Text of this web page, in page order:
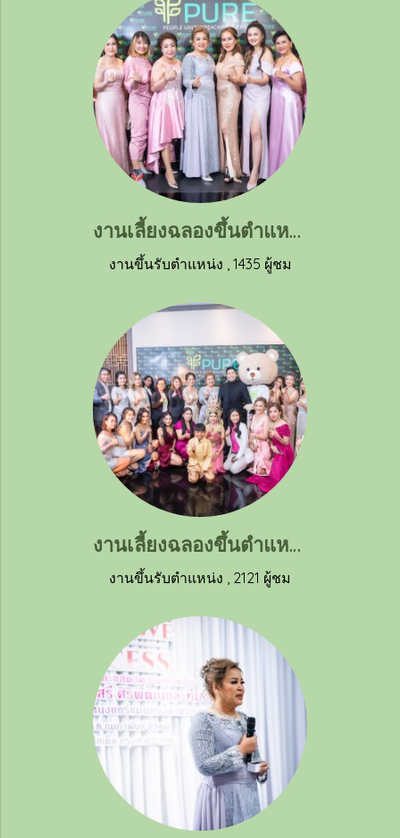
งานเลี้ยงฉลองขึ้นตำแหน่งแชร์แมนของคุณหมอนุสรี ศิริพัฒน์ (3)
งานขึ้นรับตำแหน่ง 1435 ผู้ชม
งานเลี้ยงฉลองขึ้นตำแหน่งแชร์แมนของคุณหมอนุสรี ศิริพัฒน์ (2)
งานขึ้นรับตำแหน่ง 2121 ผู้ชม